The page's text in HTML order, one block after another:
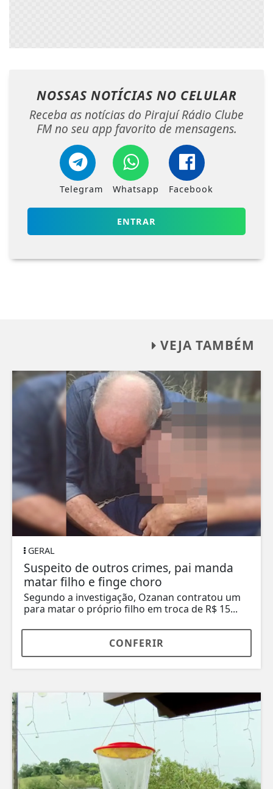
NOSSAS NOTÍCIAS NO CELULAR
Receba as notícias do Pirajuí Rádio Clube
FM no seu app favorito de mensagens.
Telegram Whatsapp Facebook
ENTRAR
VEJA TAMBÉM
GERAL
Suspeito de outros crimes, pai manda
matar filho e finge choro
Segundo a investigação, Ozanan contratou um
para matar o próprio filho em troca de R$ 15...
CONFERIR